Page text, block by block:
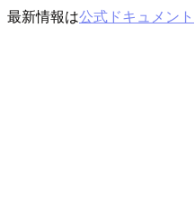
最新情報は公式ドキュメント